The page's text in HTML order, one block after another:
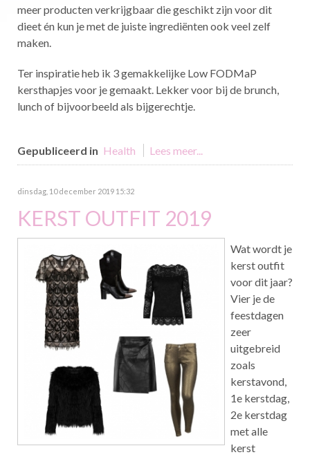
meer producten verkrijgbaar die geschikt zijn voor dit
dieet én kun je met de juiste ingrediënten ook veel zelf
maken.
Ter inspiratie heb ik 3 gemakkelijke Low FODMaP
kersthapjes voor je gemaakt. Lekker voor bij de brunch,
lunch of bijvoorbeeld als bijgerechtje.
Gepubliceerd in Health Lees meer...
dinsdag, 10 december 2019 15:32
KERST OUTFIT 2019
Wat wordt je
kerst outfit
voor dit jaar?
Vier je de
feestdagen
zeer
uitgebreid
zoals
kerstavond,
1e kerstdag,
2e kerstdag
met alle
kerst